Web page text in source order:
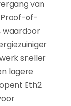
van
of-
waardoor
sneller
lagere
Eth2